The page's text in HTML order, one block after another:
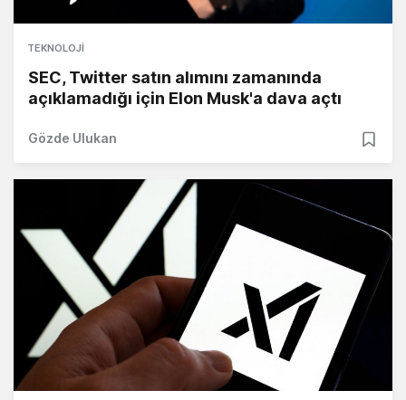
TEKNOLOJI
SEC, Twitter satın alımını zamanında
açıklamadığı için Elon Musk'a dava açtı
Gözde Ulukan